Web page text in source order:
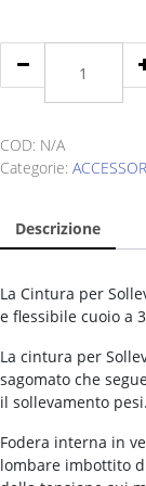
SYSTEM
Lifting
quantity
COD: N/A
Categorie:
Descrizione
La Cintura per
e flessibile cuoio a
La cintura per
sagomato che
il sollevamento pesi.
Fodera interna in
lombare imbottito